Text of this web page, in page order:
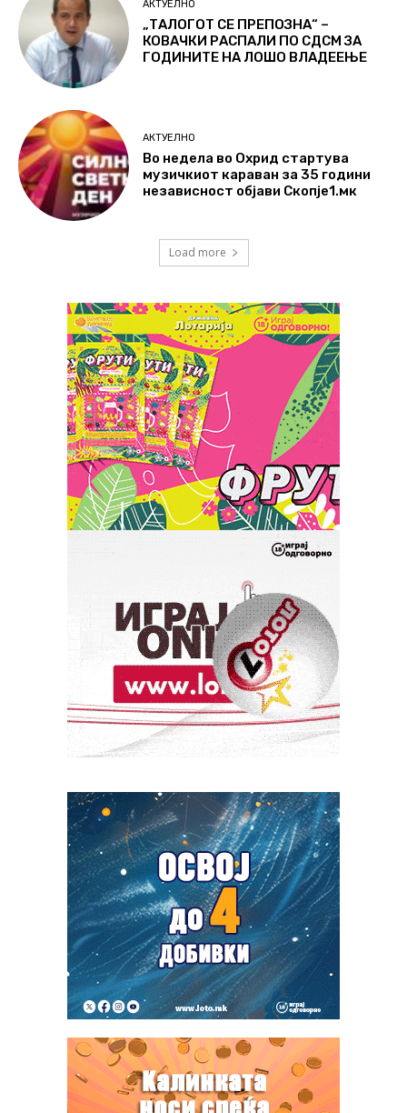
АКТУЕЛНО
„ТАЛОГОТ СЕ ПРЕПОЗНА“ –
КОВАЧКИ РАСПАЛИ ПО СДСМ ЗА
ГОДИНИТЕ НА ЛОШО ВЛАДЕЕЊЕ
АКТУЕЛНО
Во недела во Охрид стартува
музичкиот караван за 35 години
независност објави Скопје1.мк
Load more